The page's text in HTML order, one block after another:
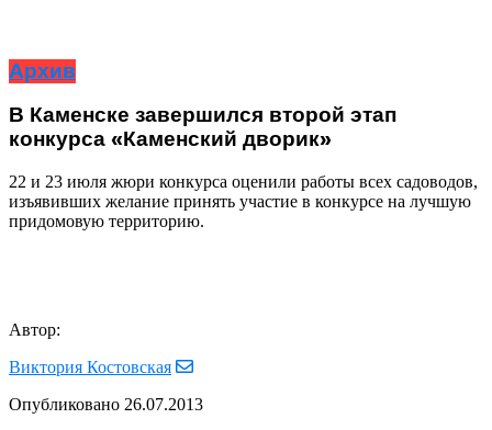
Архив
В Каменске завершился второй этап
конкурса «Каменский дворик»
22 и 23 июля жюри конкурса оценили работы всех садоводов,
изъявивших желание принять участие в конкурсе на лучшую
придомовую территорию.
Автор:
Виктория Костовская
Опубликовано 26.07.2013